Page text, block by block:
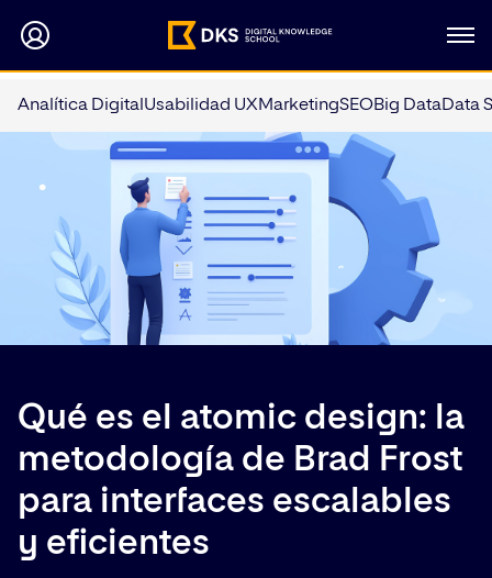
Analítica Digital Usabilidad UXMarketingSEOBig DataData
Qué es el atomic design: la
metodología de Brad Frost
para interfaces escalables
y eficientes